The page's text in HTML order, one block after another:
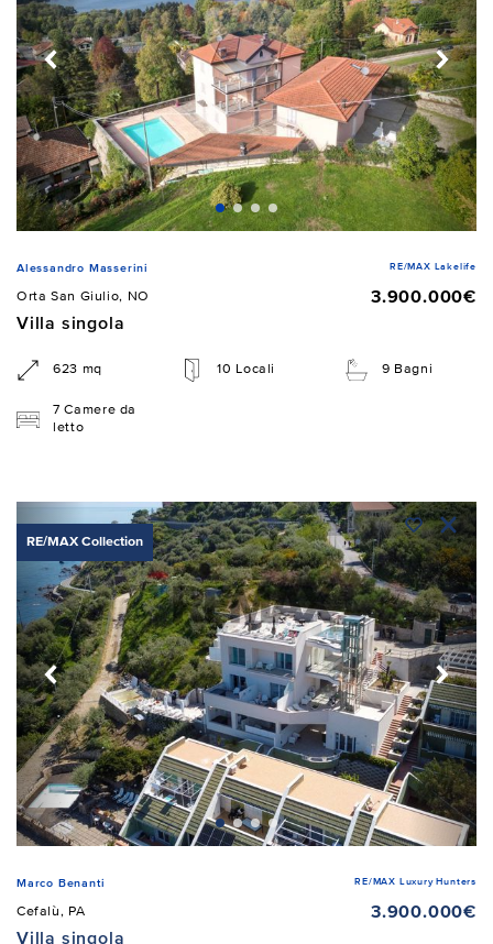
Alessandro Masserini RE/MAX Lakelife
Orta San Giulio, NO
3.900.000€
Villa singola
623 mq 10 Locali 9 Bagni
7 Camere da
letto
RE/MAX Collection
Marco Benanti RE/MAX Luxury Hunters
Cefalù, PA
3.900.000€
Villa singola